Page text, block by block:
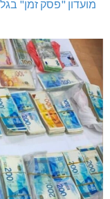
מועדון "פסק זמן"